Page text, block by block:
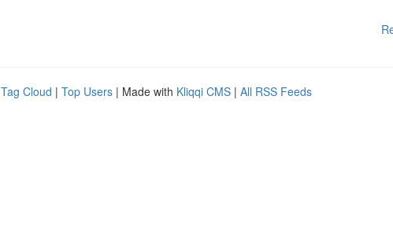
Tag Cloud | Top Users | Made with Kliqqi CMS | All RSS Feeds